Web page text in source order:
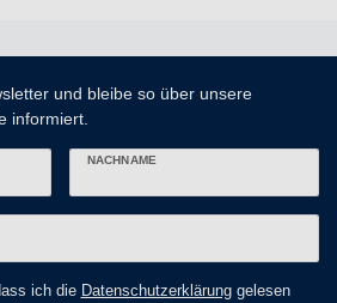
und bleibe so über unsere
informiert.
NACHNAME
ich die Daten­schutz­erklärunggelesen